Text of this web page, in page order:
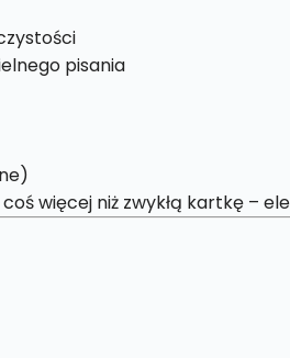
pisania
więcej niż zwykłą kartkę –